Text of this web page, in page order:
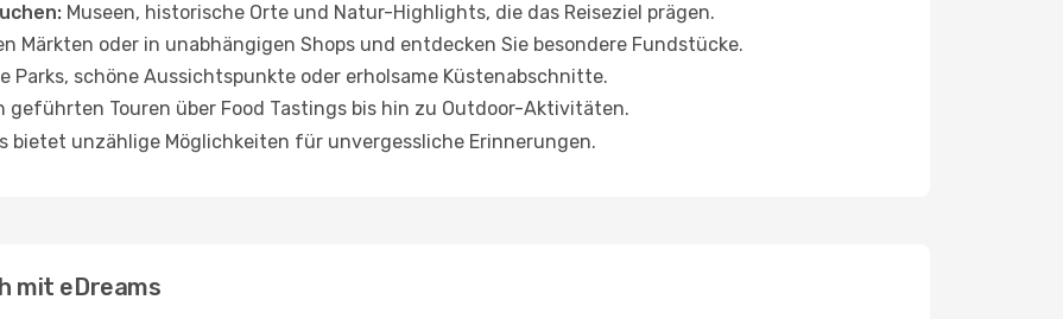
Museen, historische Orte und Natur-Highlights, die das Reiseziel prägen.
Märkten oder in unabhängigen Shops und entdecken Sie besondere Fundstücke.
Parks, schöne Aussichtspunkte oder erholsame Küstenabschnitte.
geführten Touren über Food Tastings bis hin zu Outdoor-Aktivitäten.
bietet unzählige Möglichkeiten für unvergessliche Erinnerungen.
mit eDreams